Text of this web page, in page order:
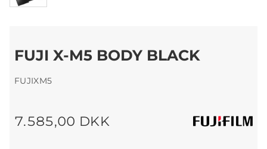
FUJI X-M5 BODY BLACK
FUJIXM5
7.585,00 DKK